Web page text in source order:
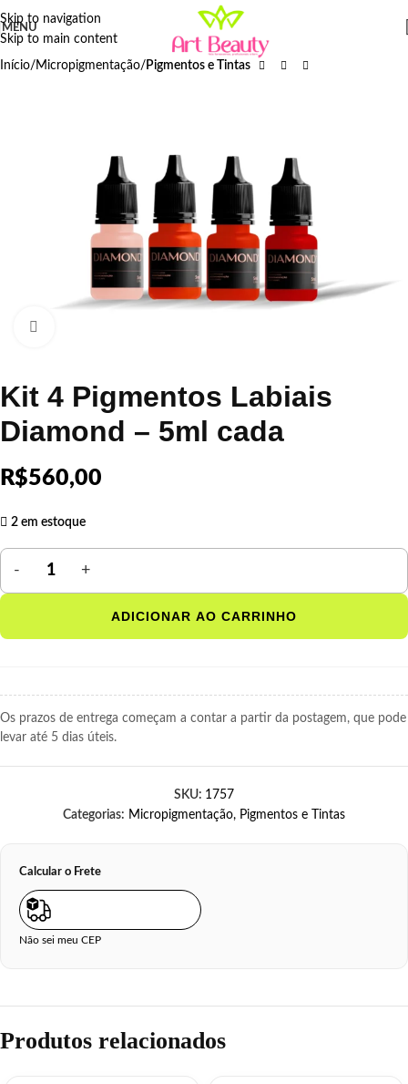
Skip to navigation
Skip to main content
MENU
Início Micropigmentação Pigmentos e Tintas
Kit 4 Pigmentos Labiais
Diamond – 5ml cada
R$560,00
2 em estoque
ADICIONAR AO CARRINHO
Os prazos de entrega começam a contar a partir da postagem, que pode
levar até 5 dias úteis.
SKU: 1757
Categorias: Micropigmentação, Pigmentos e Tintas
Calcular o Frete
Não sei meu CEP
Produtos relacionados